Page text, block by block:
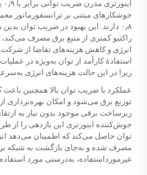
۰٫۸ دارند. این بهبود در ضریب توان
راکتیو کمتری از منبع برق مصرف
انرژی و کاهش هزینه‌های تقاضا از
استفادهٔ کارآمد از توان به‌ویژه در
زیرا در این حالت هزینه‌های انرژی
عملکرد با ضریب توان بالا همچنین
توزیع برق می‌شود و امکان بهره‌برداری
زیرساخت برقی موجود بدون نیاز به
جوش‌کننده اینورتری این بازدهی را از
توان حاصل می‌کند که اطمینان می‌دهد
مصرف شده و به‌جای بازگشت به شبکه
غیرمورداستفاده، به‌درستی مورد استفاده